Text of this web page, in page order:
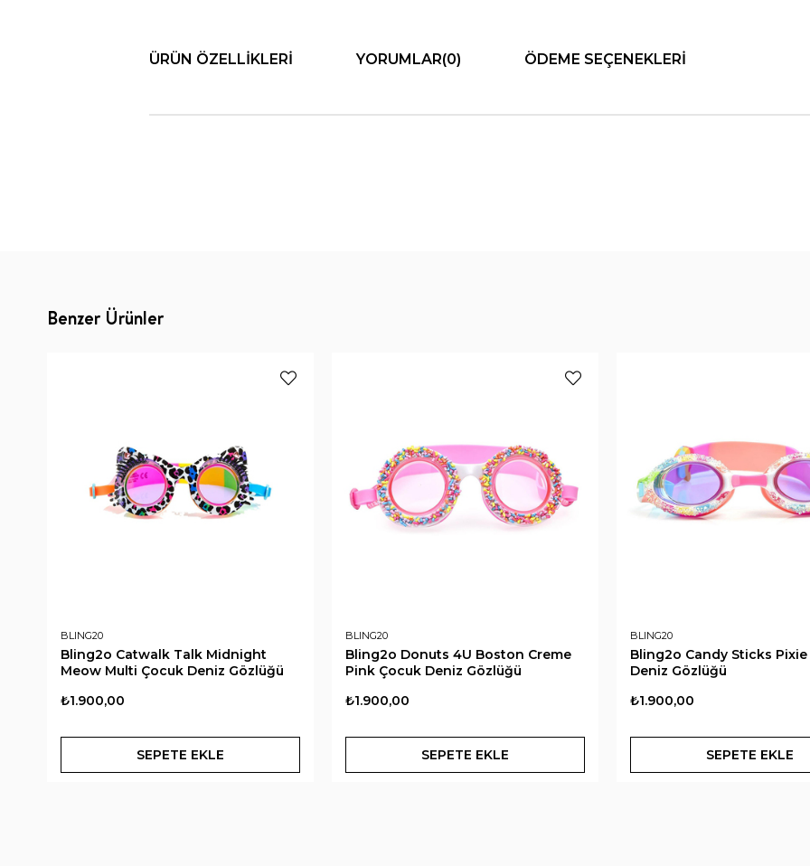
ÜRÜN ÖZELLIKLERI YORUMLAR(0) ÖDEME SEÇENEKLERI
Benzer Ürünler
BLING20
Bling2o Catwalk Talk Midnight
Meow Multi Çocuk Deniz Gözlüğü
₺1.900,00
SEPETE EKLE
BLING20
Bling2o Donuts 4U Boston Creme
Pink Çocuk Deniz Gözlüğü
₺1.900,00
SEPETE EKLE
BLING20
Bling2o Candy Sticks
Deniz Gözlüğü
₺1.900,00
SEPETE EKLE